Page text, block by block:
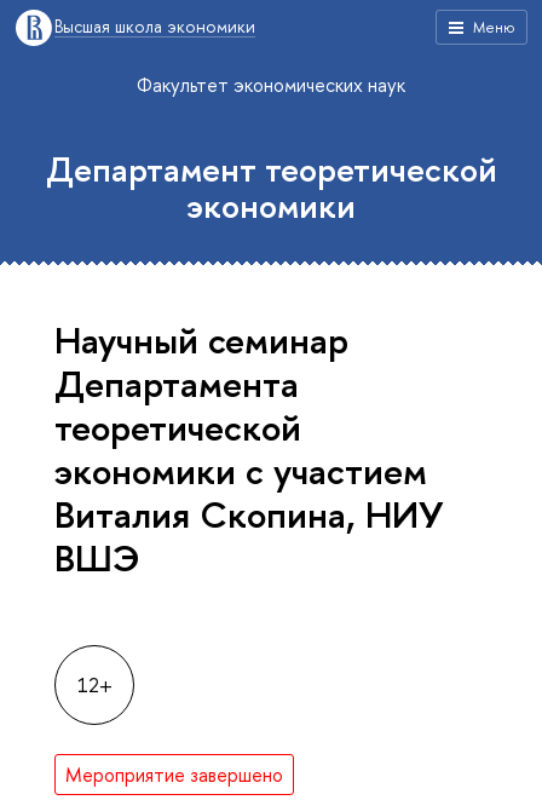
Меню
Высшая школа экономики
Факультет экономических наук
Департамент теоретической
экономики
Научный семинар
Департамента
теоретической
экономики с участием
Виталия Скопина, НИУ
ВШЭ
12+
Мероприятие завершено